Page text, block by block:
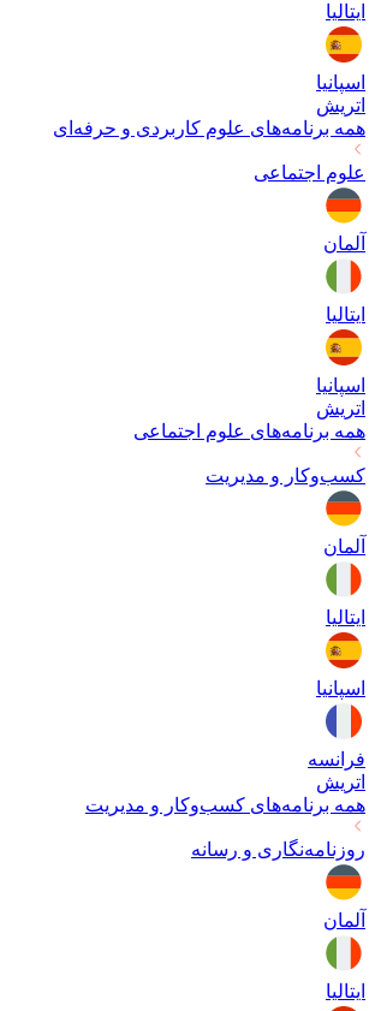
ایتالیا
اسپانیا
اتریش
همه برنامه‌های علوم کاربردی و حرفه‌ای
علوم اجتماعی
آلمان
ایتالیا
اسپانیا
اتریش
همه برنامه‌های علوم اجتماعی
کسب‌وکار و مدیریت
آلمان
ایتالیا
اسپانیا
فرانسه
اتریش
همه برنامه‌های کسب‌وکار و مدیریت
روزنامه‌نگاری و رسانه
آلمان
ایتالیا